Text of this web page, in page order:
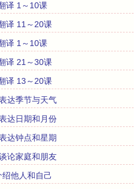
译 1～10课
译 11～20课
译 1～10课
译 21～30课
译 13～20课
达季节与天气
达日期和月份
达钟点和星期
论家庭和朋友
他人和自己